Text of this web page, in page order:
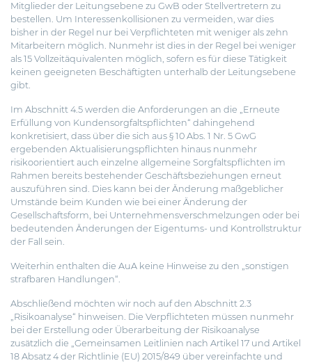
Mitglieder der Leitungsebene zu GwB oder Stellvertretern zu
bestellen. Um Interessenkollisionen zu vermeiden, war dies
bisher in der Regel nur bei Verpflichteten mit weniger als zehn
Mitarbeitern möglich. Nunmehr ist dies in der Regel bei weniger
als 15 Vollzeitäquivalenten möglich, sofern es für diese Tätigkeit
keinen geeigneten Beschäftigten unterhalb der Leitungsebene
gibt.
Im Abschnitt 4.5 werden die Anforderungen an die „Erneute
Erfüllung von Kundensorgfaltspflichten“ dahingehend
konkretisiert, dass über die sich aus § 10 Abs. 1 Nr. 5 GwG
ergebenden Aktualisierungspflichten hinaus nunmehr
risikoorientiert auch einzelne allgemeine Sorgfaltspflichten im
Rahmen bereits bestehender Geschäftsbeziehungen erneut
auszuführen sind. Dies kann bei der Änderung maßgeblicher
Umstände beim Kunden wie bei einer Änderung der
Gesellschaftsform, bei Unternehmensverschmelzungen oder bei
bedeutenden Änderungen der Eigentums- und Kontrollstruktur
der Fall sein.
Weiterhin enthalten die AuA keine Hinweise zu den „sonstigen
strafbaren Handlungen“.
Abschließend möchten wir noch auf den Abschnitt 2.3
„Risikoanalyse“ hinweisen. Die Verpflichteten müssen nunmehr
bei der Erstellung oder Überarbeitung der Risikoanalyse
zusätzlich die „Gemeinsamen Leitlinien nach Artikel 17 und Artikel
18 Absatz 4 der Richtlinie (EU) 2015/849 über vereinfachte und